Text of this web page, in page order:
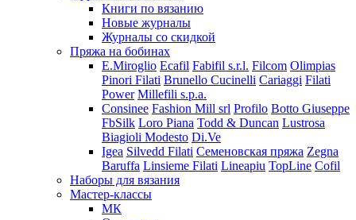
Книги по вязанию
Новые журналы
Журналы со скидкой
Пряжа на бобинах
E.Miroglio Ecafil Fabifil s.r.l. Filcom Olimpias
Pinori Filati Brunello Cucinelli Cariaggi Filati
Power Millefili s.p.a.
Consinee Fashion Mill srl Profilo Botto Giuseppe
FbSilk Loro Piana Todd & Duncan Lustrosa
Biagioli Modesto Di.Ve
Igea Silvedd Filati Семеновская пряжа Zegna
Baruffa Linsieme Filati Lineapiu TopLine Cofil
Наборы для вязания
Мастер-классы
МК